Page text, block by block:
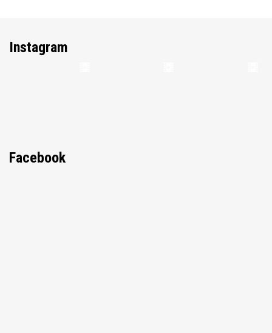
Instagram
Facebook